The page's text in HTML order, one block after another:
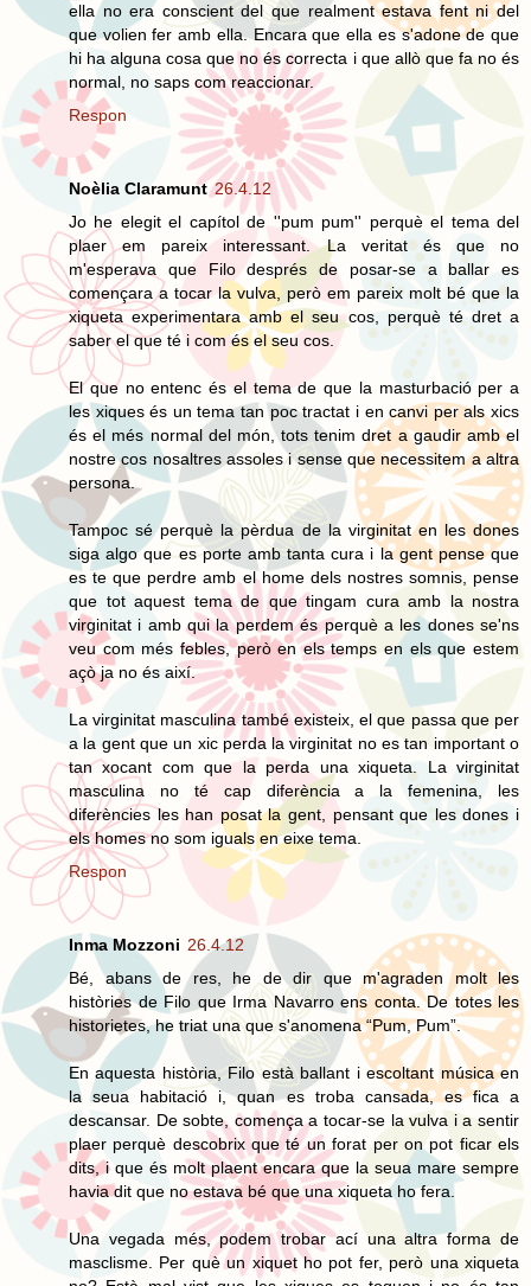
ella no era conscient del que realment estava fent ni del
que volien fer amb ella. Encara que ella es s'adone de que
hi ha alguna cosa que no és correcta i que allò que fa no és
normal, no saps com reaccionar.
Respon
Noèlia Claramunt 26.4.12
Jo he elegit el capítol de ''pum pum'' perquè el tema del
plaer em pareix interessant. La veritat és que no
m'esperava que Filo després de posar-se a ballar es
començara a tocar la vulva, però em pareix molt bé que la
xiqueta experimentara amb el seu cos, perquè té dret a
saber el que té i com és el seu cos.
El que no entenc és el tema de que la masturbació per a
les xiques és un tema tan poc tractat i en canvi per als xics
és el més normal del món, tots tenim dret a gaudir amb el
nostre cos nosaltres assoles i sense que necessitem a altra
persona.
Tampoc sé perquè la pèrdua de la virginitat en les dones
siga algo que es porte amb tanta cura i la gent pense que
es te que perdre amb el home dels nostres somnis, pense
que tot aquest tema de que tingam cura amb la nostra
virginitat i amb qui la perdem és perquè a les dones se'ns
veu com més febles, però en els temps en els que estem
açò ja no és així.
La virginitat masculina també existeix, el que passa que per
a la gent que un xic perda la virginitat no es tan important o
tan xocant com que la perda una xiqueta. La virginitat
masculina no té cap diferència a la femenina, les
diferències les han posat la gent, pensant que les dones i
els homes no som iguals en eixe tema.
Respon
Inma Mozzoni 26.4.12
Bé, abans de res, he de dir que m'agraden molt les
històries de Filo que Irma Navarro ens conta. De totes les
historietes, he triat una que s'anomena “Pum, Pum”.
En aquesta història, Filo està ballant i escoltant música en
la seua habitació i, quan es troba cansada, es fica a
descansar. De sobte, comença a tocar-se la vulva i a sentir
plaer perquè descobrix que té un forat per on pot ficar els
dits, i que és molt plaent encara que la seua mare sempre
havia dit que no estava bé que una xiqueta ho fera.
Una vegada més, podem trobar ací una altra forma de
masclisme. Per què un xiquet ho pot fer, però una xiqueta